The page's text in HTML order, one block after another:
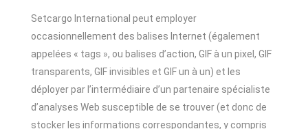
Setcargo International peut employer
occasionnellement des balises Internet (également
appelées « tags », ou balises d’action, GIF à un pixel, GIF
transparents, GIF invisibles et GIF un à un) et les
déployer par l’intermédiaire d’un partenaire spécialiste
d’analyses Web susceptible de se trouver (et donc de
stocker les informations correspondantes, y compris